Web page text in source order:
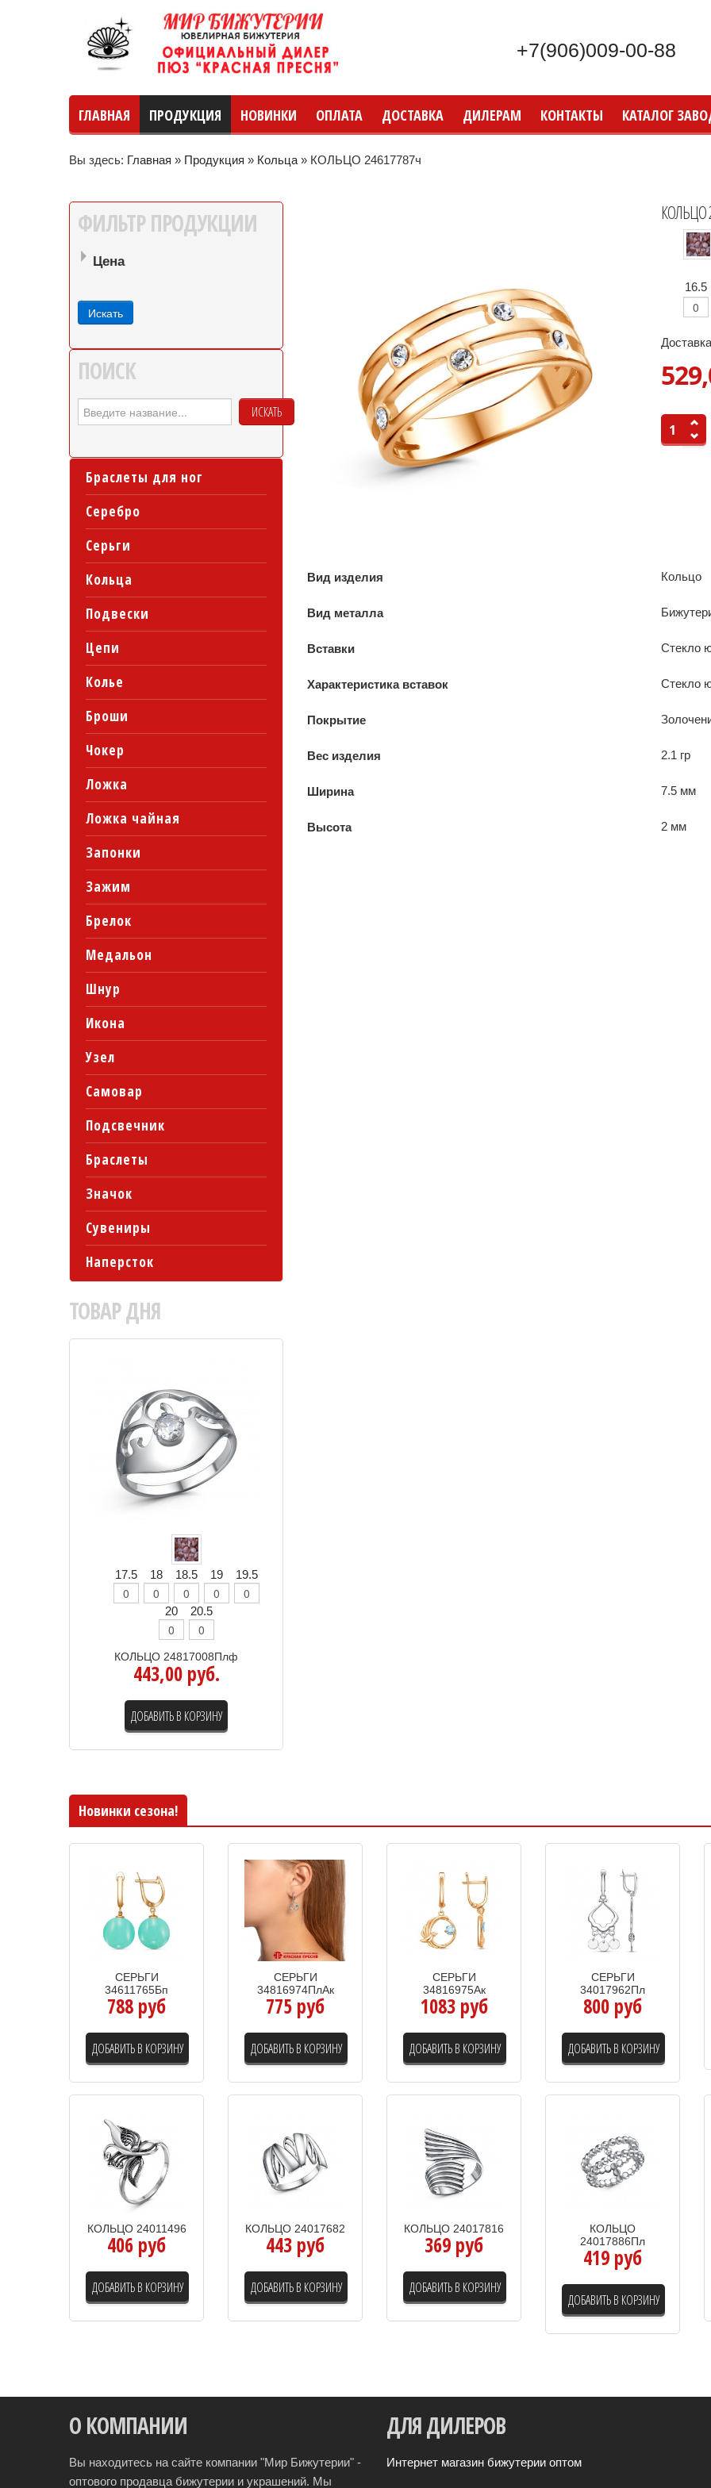
+7(906)009-00-88
ГЛАВНАЯ ПРОДУКЦИЯ НОВИНКИ ОПЛАТА ДОСТАВКА ДИЛЕРАМ КОНТАКТЫ КАТАЛОГ
Вы здесь: Главная » Продукция » Кольца » КОЛЬЦО 24617787ч
ФИЛЬТР ПРОДУКЦИИ
Цена
ПОИСК
ИСКАТЬ
Браслеты для ног
Серебро
Серьги
Кольца
Подвески
Цепи
Колье
Броши
Чокер
Ложка
Ложка чайная
Запонки
Зажим
Брелок
Медальон
Шнур
Икона
Узел
Самовар
Подсвечник
Браслеты
Значок
Сувениры
Наперсток
ТОВАРДНЯ
17.5 18 18.5 19 19.5
20 20.5
КОЛЬЦО 24817008Плф
443,00 руб.
ДОБАВИТЬ В КОРЗИНУ
КОЛЬЦО
16.5
Вид изделия Кольцо
Вид металла
Вставки Стекло
Характеристика вставок Стекло
Покрытие
Вес изделия 2.1 гр
Ширина 7.5 мм
Высота 2 мм
Новинки сезона!
СЕРЬГИ
34611765Бп
788 руб
ДОБАВИТЬ В КОРЗИНУ
СЕРЬГИ
34816974ПлАк
775 руб
ДОБАВИТЬ В КОРЗИНУ
СЕРЬГИ
34816975Ак
1083 руб
ДОБАВИТЬ В КОРЗИНУ
СЕРЬГИ
34017962Пл
800 руб
ДОБАВИТЬ В КОРЗИНУ
КОЛЬЦО 24011496
406 руб
ДОБАВИТЬ В КОРЗИНУ
КОЛЬЦО 24017682
443 руб
ДОБАВИТЬ В КОРЗИНУ
КОЛЬЦО 24017816
369 руб
ДОБАВИТЬ В КОРЗИНУ
КОЛЬЦО
24017886Пл
419 руб
ДОБАВИТЬ В КОРЗИНУ
О КОМПАНИИ
Вы находитесь на сайте компании "Мир Бижутерии" -
оптового продавца бижутерии и украшений. Мы
ДЛЯДИЛЕРОВ
Интернет магазин бижутерии оптом